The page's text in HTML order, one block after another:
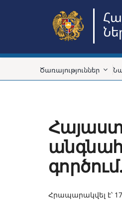
Ծառայություններ
Հրապարակվել է՝